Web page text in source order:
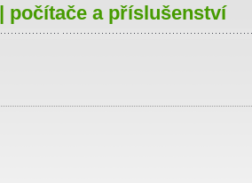
počítače a příslušenství